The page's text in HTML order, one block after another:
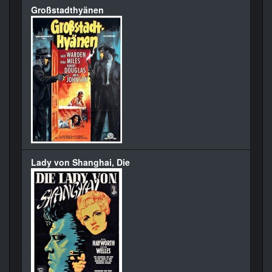
Großstadthyänen
Lady von Shanghai, Die